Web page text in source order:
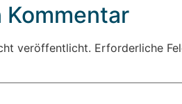
Kommentar
veröffentlicht. Erforderliche